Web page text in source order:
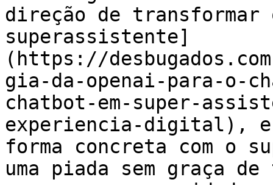
direção de transformar
superassistente]
(https://
gia-da-openai-para-o-
chatbot-em-super-
experiencia-digital), e
forma concreta com o
uma piada sem graça